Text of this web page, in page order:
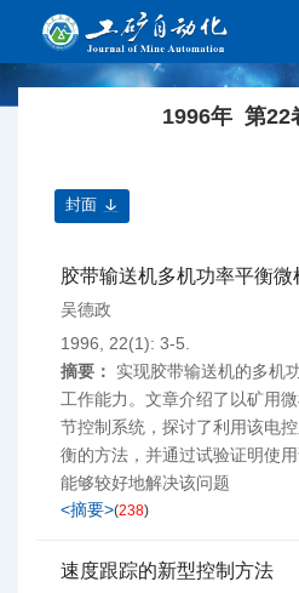
1996年 第22
封面
胶带输送机多机功率平衡微
吴德政
1996, 22(1): 3-5.
摘要：
实现胶带输送机的多机
工作能力。文章介绍了以矿用
节控制系统，探讨了利用该电
衡的方法，并通过试验证明使
能够较好地解决该问题
<摘要>(238)
速度跟踪的新型控制方法